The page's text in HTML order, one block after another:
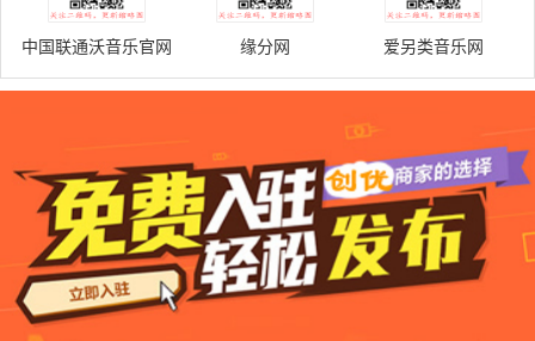
中国联通沃音乐官网 缘分网 爱另类音乐网